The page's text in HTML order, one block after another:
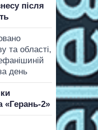
після
та області,
день
«Герань-2»